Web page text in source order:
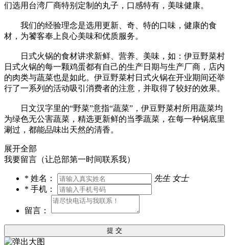
们选用台湾厂商特别定制的丸子，口感特有，美味健康。
我们的经验理念是选用更新、奇、特的口味，健康的食
材，为饕客奉上良心美味和优质服务。
日式火锅的食材讲求新鲜、营养、美味，如：伊豆野菜村
日式火锅的每一颗鸡蛋都有自己的生产日期与生产厂商，店内
的肉类与蔬菜也是如此。伊豆野菜村日式火锅在开业期间还举
行了一系列的活动吸引消费者的注意，并取得了较好的效果。
日文汉字里的“野菜”意指“蔬菜”，伊豆野菜村所用蔬菜均
为绿色无公害蔬菜，精选更新鲜的当季蔬菜，在每一种锅底里
涮过，都能品味出天然的清香。
展开全部
我要留言（让总部第一时间联系我）
* 姓名： 先生 女士
* 手机：
留言：
提 交